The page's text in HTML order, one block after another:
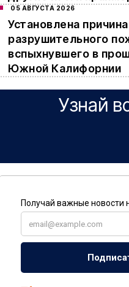
05 АВГУСТА 2026
Установлена причина
разрушительного
вспыхнувшего в
Южной Калифорнии
Узнай